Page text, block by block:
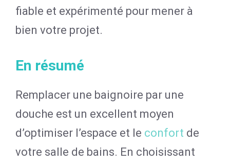
fiable et expérimenté pour mener à
bien votre projet.
En résumé
Remplacer une baignoire par une
douche est un excellent moyen
d’optimiser l’espace et le confort de
votre salle de bains. En choisissant